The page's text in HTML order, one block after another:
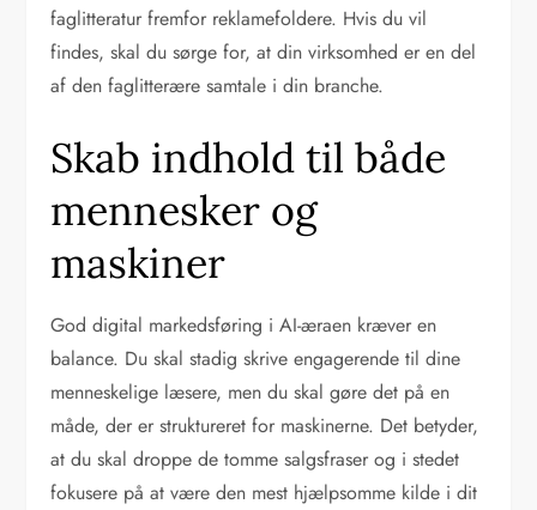
faglitteratur fremfor reklamefoldere. Hvis du vil
findes, skal du sørge for, at din virksomhed er en del
af den faglitterære samtale i din branche.
Skab indhold til både
mennesker og
maskiner
God digital markedsføring i AI-æraen kræver en
balance. Du skal stadig skrive engagerende til dine
menneskelige læsere, men du skal gøre det på en
måde, der er struktureret for maskinerne. Det betyder,
at du skal droppe de tomme salgsfraser og i stedet
fokusere på at være den mest hjælpsomme kilde i dit